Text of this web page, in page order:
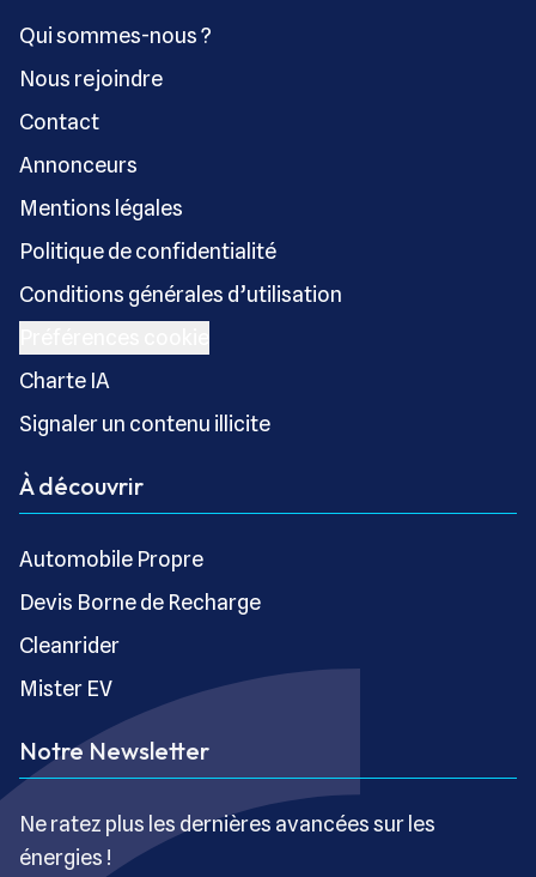
Qui sommes-nous ?
Nous rejoindre
Contact
Annonceurs
Mentions légales
Politique de confidentialité
Conditions générales d’utilisation
Charte IA
Signaler un contenu illicite
À découvrir
Automobile Propre
Devis Borne de Recharge
Cleanrider
Mister EV
Notre Newsletter
Ne ratez plus les dernières avancées sur les
énergies !